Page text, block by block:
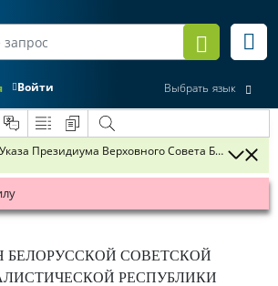
Войти Выбрать язык
Президиума Верховного Совета
БЕЛОРУССКОЙ СОВЕТСКОЙ
РЕСПУБЛИКИ